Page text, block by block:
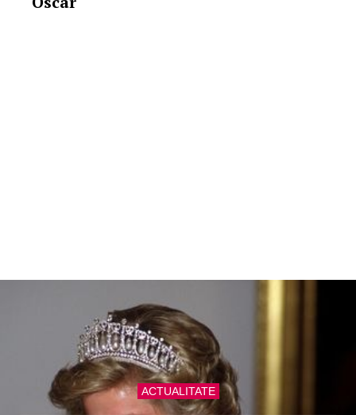
ACTUALITATE